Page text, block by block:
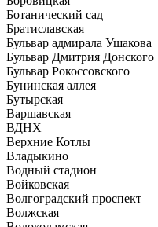
Ботанический сад
Братиславская
Бульвар адмирала Ушакова
Бульвар Дмитрия Донского
Бульвар Рокоссовского
Бунинская аллея
Бутырская
Варшавская
ВДНХ
Верхние Котлы
Владыкино
Водный стадион
Войковская
Волгоградский проспект
Волжская